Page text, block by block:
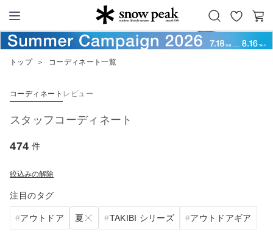
Snow Peak
お
気
カ
ー
トップ ＞ コーディネート一覧
コーディネート レビュー
スタッフコーディネート
474 件
絞込みの解除
注目のタグ
アウトドア 夏 TAKIBI シリーズ アウトドアギア